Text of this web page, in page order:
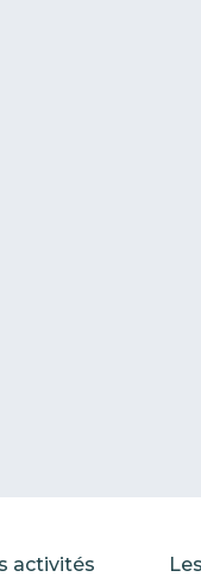
activités